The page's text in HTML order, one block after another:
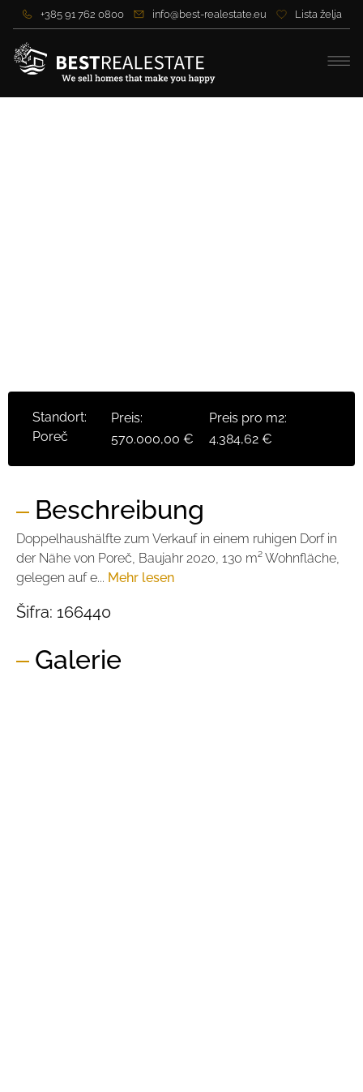
+385 91 762 0800 info@best-realestate.eu Lista želja
Standort:
Poreč
Preis:
570.000,00 €
Preis pro m2:
4.384,62 €
Beschreibung
Doppelhaushälfte zum Verkauf in einem ruhigen Dorf in
der Nähe von Poreč, Baujahr 2020, 130 m² Wohnfläche,
gelegen auf e... Mehr lesen
Šifra: 166440
Galerie